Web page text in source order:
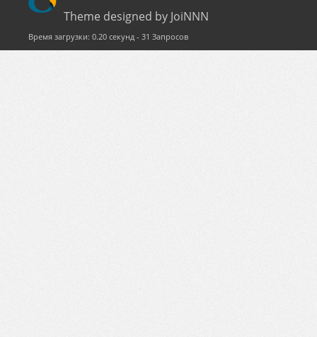
Theme designed by JoiNNN
Время загрузки: 0.20 секунд - 31 Запросов